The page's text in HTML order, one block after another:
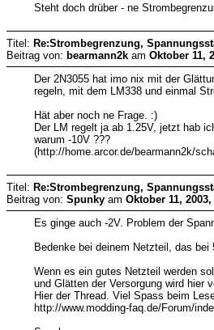
Steht doch drüber - ne
Titel: Re:Strombegrenzung,
Beitrag von: bearmann2k am Oktober 11,
Der 2N3055 hat imo nix mit der
regeln, mit dem LM338 und einmal
Hät aber noch ne Frage. :)
Der LM regelt ja ab 1.25V, jetzt hab
warum -10V ???
(http://home.arcor.de/bearmann2k/
Titel: Re:Strombegrenzung,
Beitrag von: Spunky am Oktober 11, 2003,
Es ginge auch -2V. Problem der
Bedenke bei deinem Netzteil, das
Wenn es ein gutes Netzteil werden
und Glätten der Versorgung wird hier
Hier der Thread. Viel Spass beim
http://www.modding-faq.de/Forum/